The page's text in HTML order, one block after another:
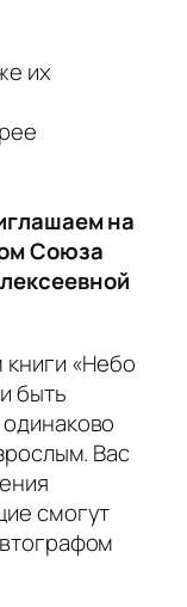
их
на
Союза
книги «Небо
быть
Вас
смогут